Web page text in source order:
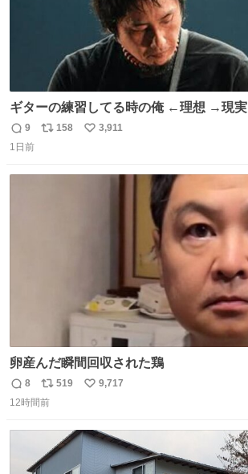
ギターの練習してる時の俺 ←理想 →現実
返
信
9
リ
158
い
3,911
1日前
卵産んだ瞬間回収された鶏
返
信
8
リ
ポ
数
519
い
数
9,717
12時間前